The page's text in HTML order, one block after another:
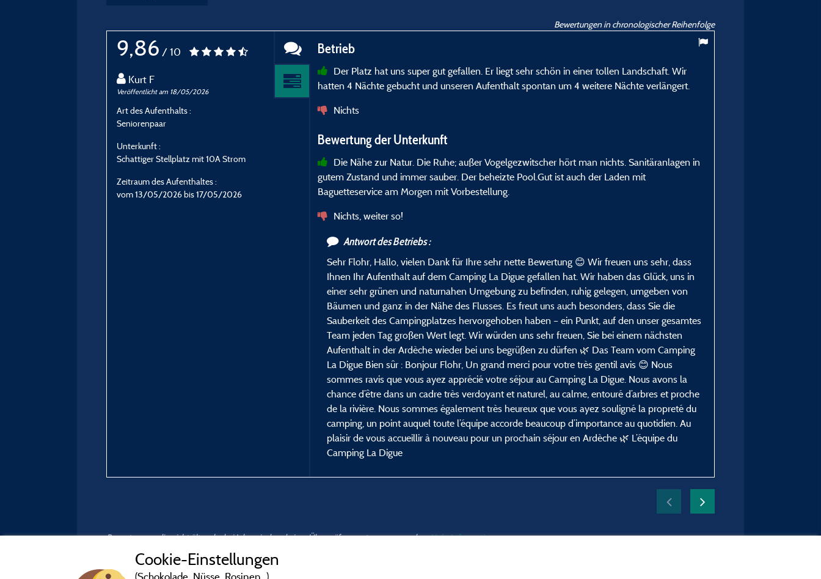
Bewertungen in chronologischer Reihenfolge
9,86 / 10
Kurt F
Veröffentlicht am 18/05/2026
Art des Aufenthalts :
Seniorenpaar
Unterkunft :
Schattiger Stellplatz mit 10A Strom
Zeitraum des Aufenthaltes :
vom 13/05/2026 bis 17/05/2026
Betrieb
Der Platz hat uns super gut gefallen. Er liegt sehr schön in einer tollen Landschaft. Wir
hatten 4 Nächte gebucht und unseren Aufenthalt spontan um 4 weitere Nächte verlängert.
Nichts
Bewertung der Unterkunft
Die Nähe zur Natur. Die Ruhe; außer Vogelgezwitscher hört man nichts. Sanitäranlagen in
gutem Zustand und immer sauber. Der beheizte Pool.Gut ist auch der Laden mit
Baguetteservice am Morgen mit Vorbestellung.
Nichts, weiter so!
Antwort des Betriebs :
Sehr Flohr, Hallo, vielen Dank für Ihre sehr nette Bewertung 😊 Wir freuen uns sehr, dass
Ihnen Ihr Aufenthalt auf dem Camping La Digue gefallen hat. Wir haben das Glück, uns in
einer sehr grünen und naturnahen Umgebung zu befinden, ruhig gelegen, umgeben von
Bäumen und ganz in der Nähe des Flusses. Es freut uns auch besonders, dass Sie die
Sauberkeit des Campingplatzes hervorgehoben haben – ein Punkt, auf den unser gesamtes
Team jeden Tag großen Wert legt. Wir würden uns sehr freuen, Sie bei einem nächsten
Aufenthalt in der Ardèche wieder bei uns begrüßen zu dürfen 🌿 Das Team vom Camping
La Digue Bien sûr : Bonjour Flohr, Un grand merci pour votre très gentil avis 😊 Nous
sommes ravis que vous ayez apprécié votre séjour au Camping La Digue. Nous avons la
chance d’être dans un cadre très verdoyant et naturel, au calme, entouré d’arbres et proche
de la rivière. Nous sommes également très heureux que vous ayez souligné la propreté du
camping, un point auquel toute l’équipe accorde beaucoup d’importance au quotidien. Au
plaisir de vous accueillir à nouveau pour un prochain séjour en Ardèche 🌿 L’équipe du
Camping La Digue
Bewertungen, die nicht älter als drei Jahre sind und einer Überprüfung unterzogen wurden.Mehr Informationen
Cookie-Einstellungen
(Schokolade, Nüsse, Rosinen...)